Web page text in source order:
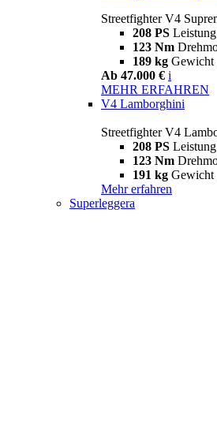
Streetfighter V4
208 PS Leistung
123 Nm
189 kg Gewicht
Ab 47.000 € i
MEHR ERFAHREN
V4 Lamborghini
Streetfighter V4
208 PS Leistung
123 Nm
191 kg Gewicht
Mehr erfahren
Superleggera